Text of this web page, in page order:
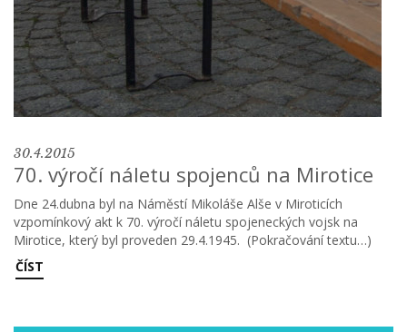
30.4.2015
70. výročí náletu spojenců na Mirotice
Dne 24.dubna byl na Náměstí Mikoláše Alše v Miroticích
vzpomínkový akt k 70. výročí náletu spojeneckých vojsk na
Mirotice, který byl proveden 29.4.1945. (Pokračování textu…)
ČÍST